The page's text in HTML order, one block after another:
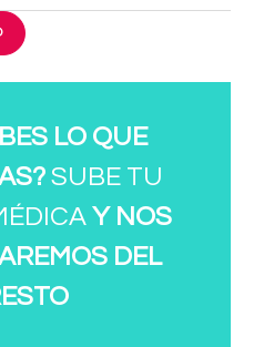
LO QUE
SUBE TU
Y NOS
DEL